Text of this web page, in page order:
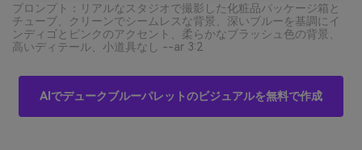
プロンプト：リアルなスタジオで撮影した化粧品パッケージ箱と
チューブ、クリーンでシームレスな背景、深いブルーを基調にイ
ンディゴとピンクのアクセント、柔らかなブラッシュ色の背景、
高いディテール、小道具なし --ar 3:2
AIでデュークブルーパレットのビジュアルを無料で作成